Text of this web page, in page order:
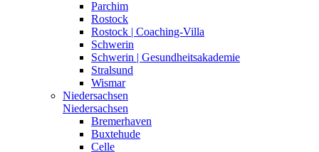
Parchim
Rostock
Rostock | Coaching-Villa
Schwerin
Schwerin | Gesundheitsakademie
Stralsund
Wismar
Niedersachsen
Niedersachsen
Bremerhaven
Buxtehude
Celle